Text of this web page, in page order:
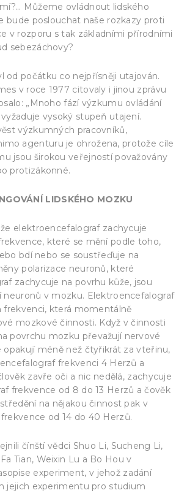
Můžeme ovládnout lidského
bude poslouchat naše rozkazy proti
v rozporu s tak základními přírodními
sebezáchovy?
od počátku co nejpřísněji utajován.
v roce 1977 citovaly i jinou zprávu
„Mnoho fází výzkumu ovládání
vysoký stupeň utajení.
výzkumných pracovníků,
agenturu je ohrožena, protože cíle
jsou širokou veřejností považovány
protizákonné.
LIDSKÉHO MOZKU
elektroencefalograf zachycuje
které se mění podle toho,
bdí nebo se soustřeďuje na
polarizace neuronů, které
zachycuje na povrhu kůže, jsou
neuronů v mozku. Elektroencefalograf
frekvenci, která momentálně
mozkové činnosti. Když v činnosti
povrchu mozku převažují nervové
opakují méně než čtyřikrát za vteřinu,
frekvenci 4 Herzů a
zavře oči a nic nedělá, zachycuje
frekvence od 8 do 13 Herzů a čověk
na nějakou činnost pak v
od 14 do 40 Herzů.
čínští vědci Shuo Li, Sucheng Li,
Tian, Weixin Lu a Bo Hou v
experiment, v jehož zadání
jejich experimentu pro studium